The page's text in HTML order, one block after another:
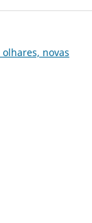
novas